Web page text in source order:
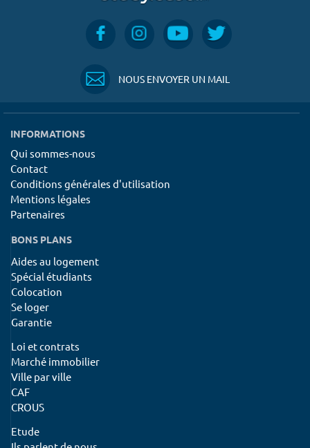
NOUS ENVOYER UN MAIL
INFORMATIONS
Qui sommes-nous
Contact
Conditions générales d'utilisation
Mentions légales
Partenaires
BONS PLANS
Aides au logement
Spécial étudiants
Colocation
Se loger
Garantie
Loi et contrats
Marché immobilier
Ville par ville
CAF
CROUS
Etude